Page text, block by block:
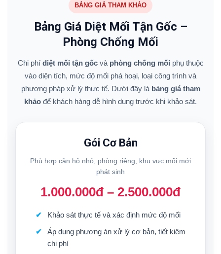
BẢNG GIÁ THAM KHẢO
Bảng Giá Diệt Mối Tận Gốc –
Phòng Chống Mối
Chi phí diệt mối tận gốcvà phòng chống mối phụ thuộc
vào diện tích, mức độ mối phá hoại, loại công trình và
phương pháp xử lý thực tế. Dưới đây là bảng giá tham
khảo để khách hàng dễ hình dung trước khi khảo sát.
Gói Cơ Bản
Phù hợp căn hộ nhỏ, phòng riêng, khu vực mối mới
phát sinh
1.000.000đ – 2.500.000đ
Khảo sát thực tế và xác định mức độ mối
Áp dụng phương án xử lý cơ bản, tiết kiệm
chi phí